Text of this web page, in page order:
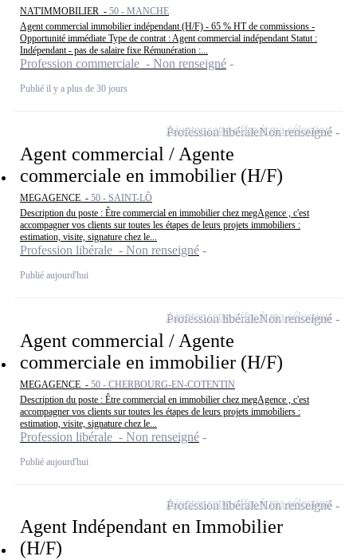
NAT'IMMOBILIER - 50 - MANCHE
Agent commercial immobilier indépendant (H/F) - 65 % HT de commissions -
Opportunité immédiate Type de contrat : Agent commercial indépendant Statut :
Indépendant - pas de salaire fixe Rémunération :...
Profession commerciale - Non renseigné
Publié il y a plus de 30 jours
Agent commercial / Agente
commerciale en immobilier (H/F)
MEGAGENCE - 50 - SAINT-LÔ
Description du poste : Être commercial en immobilier chez megAgence , c'est
accompagner vos clients sur toutes les étapes de leurs projets immobiliers :
estimation, visite, signature chez le...
Profession libérale - Non renseigné
Publié aujourd'hui
Profession libéraleNon renseigné
Ajouter cette offre à ma sélection
Agent commercial / Agente
commerciale en immobilier (H/F)
MEGAGENCE - 50 - CHERBOURG-EN-COTENTIN
Description du poste : Être commercial en immobilier chez megAgence , c'est
accompagner vos clients sur toutes les étapes de leurs projets immobiliers :
estimation, visite, signature chez le...
Profession libérale - Non renseigné
Publié aujourd'hui
Profession libéraleNon renseigné
Ajouter cette offre à ma sélection
Agent Indépendant en Immobilier
(H/F)
Profession libéraleNon renseigné
Ajouter cette offre à ma sélection